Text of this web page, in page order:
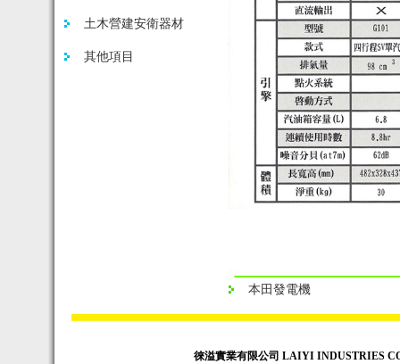
土木營建安衛器材
其他項目
本田發電機
徠溢實業有限公司 LAIYI INDUSTRIES